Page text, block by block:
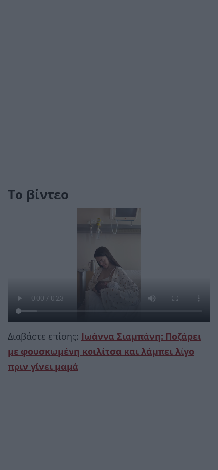
Το βίντεο
Διαβάστε επίσης: Ιωάννα Σιαμπάνη: Ποζάρει
με φουσκωμένη κοιλίτσα και λάμπει λίγο
πριν γίνει μαμά